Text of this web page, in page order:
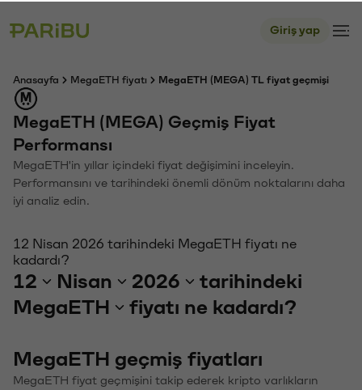
Giriş yap
Anasayfa MegaETH fiyatı MegaETH (MEGA) TL fiyat geçmişi
MegaETH (MEGA) Geçmiş Fiyat
Performansı
MegaETH'in yıllar içindeki fiyat değişimini inceleyin.
Performansını ve tarihindeki önemli dönüm noktalarını daha
iyi analiz edin.
12 Nisan 2026 tarihindeki MegaETH fiyatı ne
kadardı?
12 Nisan 2026
tarihindeki
MegaETH
fiyatı ne kadardı?
MegaETH geçmiş fiyatları
MegaETH fiyat geçmişini takip ederek kripto varlıkların